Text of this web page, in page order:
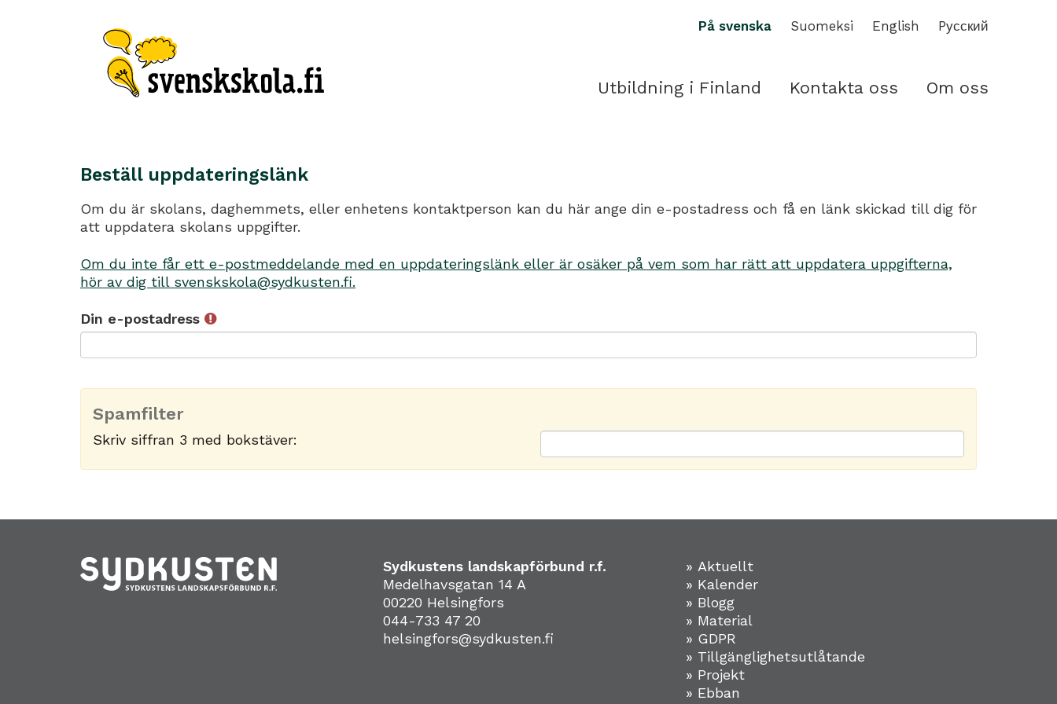
På svenska Suomeksi English Pусский
Utbildning i Finland Kontakta oss Om oss
Beställ uppdateringslänk
Om du är skolans, daghemmets, eller enhetens kontaktperson kan du här ange din e-postadress och få en länk skickad till dig för
att uppdatera skolans uppgifter.
Om du inte får ett e-postmeddelande med en uppdateringslänk eller är osäker på vem som har rätt att uppdatera uppgifterna,
hör av dig till svenskskola@sydkusten.fi.
Din e-postadress
Spamfilter
Skriv siffran 3 med bokstäver:
Sydkustens landskapförbund r.f.
Medelhavsgatan 14 A
00220 Helsingfors
044-733 47 20
helsingfors@sydkusten.fi
» Aktuellt
» Kalender
» Blogg
» Material
» GDPR
» Tillgänglighetsutlåtande
» Projekt
» Ebban